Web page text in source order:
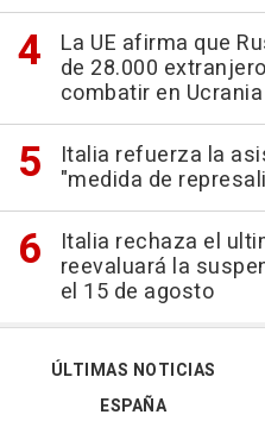
La UE afirma que
de 28.000
combatir en Ucrania
Italia refuerza la
"medida de
Italia rechaza el
reevaluará la
el 15 de agosto
ÚLTIMAS NOTICIAS
ESPAÑA